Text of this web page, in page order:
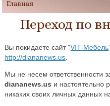
Переход по
Вы покидаете сайт "VIT-Мебель
http://diananews.us
Мы не несем ответственности
diananews.us и настоятельно
никаких своих личных данных